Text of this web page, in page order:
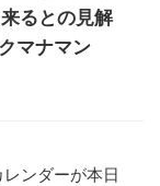
るとの見解
マナマン
ンダーが本日